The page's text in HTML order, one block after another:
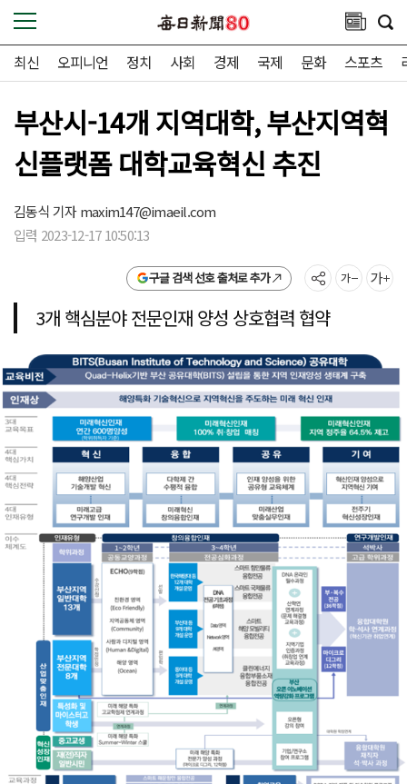
최신 오피니언 정치 사회 경제 국제 문화 스포츠
부산시-14개 지역대학, 부산지역혁
신플랫폼 대학교육혁신 추진
김동식 기자maxim147@imaeil.com
입력 2023-12-17 10:50:13
구글 검색 선호 출처로 추가
3개 핵심분야 전문인재 양성 상호협력 협약